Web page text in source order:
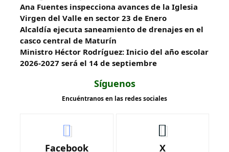
Ana Fuentes inspecciona avances de la Iglesia
Virgen del Valle en sector 23 de Enero
Alcaldía ejecuta saneamiento de drenajes en el
casco central de Maturín
Ministro Héctor Rodríguez: Inicio del año escolar
2026-2027 será el 14 de septiembre
Síguenos
Encuéntranos en las redes sociales
Facebook X